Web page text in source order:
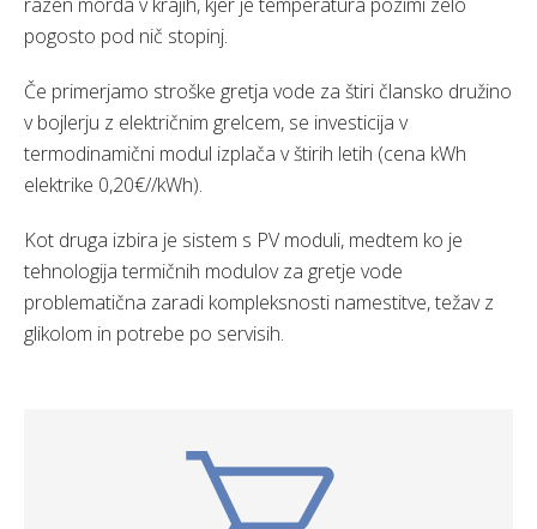
pogosto pod nič stopinj.
Če primerjamo stroške gretja vode za štiri člansko družino
v bojlerju z električnim grelcem, se investicija v
termodinamični modul izplača v štirih letih (cena kWh
elektrike 0,20€//kWh).
Kot druga izbira je sistem s PV moduli, medtem ko je
tehnologija termičnih modulov za gretje vode
problematična zaradi kompleksnosti namestitve, težav z
glikolom in potrebe po servisih.